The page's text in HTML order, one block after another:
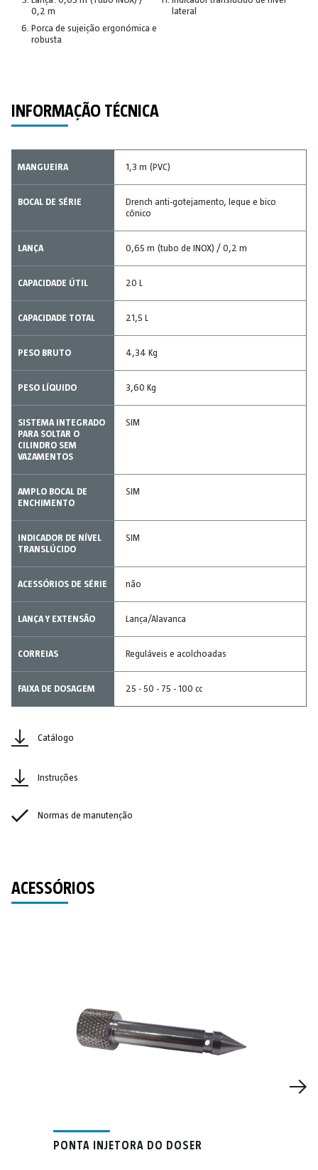
0,2 m
Porca de sujeição ergonómica e
robusta
lateral
INFORMAÇÃO TÉCNICA
MANGUEIRA 1,3 m (PVC)
BOCAL DE SÉRIE
Drench anti-gotejamento, leque e bico
cônico
LANÇA 0,65 m (tubo de INOX) / 0,2 m
CAPACIDADE ÚTIL 20 L
CAPACIDADE TOTAL 21,5 L
PESO BRUTO 4,34 Kg
PESO LÍQUIDO 3,60 Kg
SISTEMA INTEGRADO
PARA SOLTAR O
CILINDRO SEM
VAZAMENTOS
SIM
AMPLO BOCAL DE
ENCHIMENTO
SIM
INDICADOR DE NÍVEL
TRANSLÚCIDO
SIM
ACESSÓRIOS DE SÉRIE não
LANÇA Y EXTENSÃO Lança/Alavanca
CORREIAS Reguláveis e acolchoadas
FAIXA DE DOSAGEM 25 - 50 - 75 - 100 cc
Catálogo
Instruções
Normas de manutenção
ACESSÓRIOS
PONTA INJETORA DO DOSER